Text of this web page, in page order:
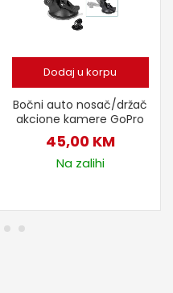
Dodaj u korpu
Bočni auto nosač/držač
akcione kamere GoPro
45,00 KM
Na zalihi